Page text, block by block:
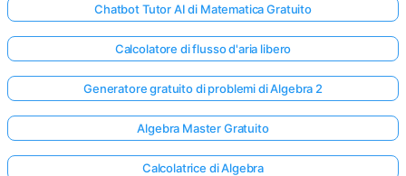
Chatbot Tutor AI di Matematica Gratuito
Calcolatore di flusso d'aria libero
Generatore gratuito di problemi di Algebra 2
Algebra Master Gratuito
Calcolatrice di Algebra